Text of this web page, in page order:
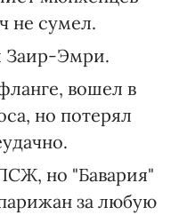
не сумел.
Заир-Эмри.
вошел в
но потерял
но "Бавария"
парижан за любую